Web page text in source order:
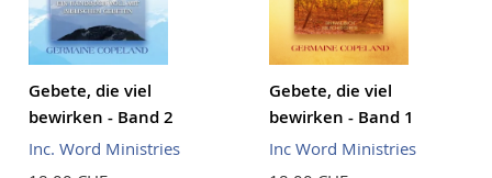
Gebete, die viel
bewirken - Band 2
Inc. Word Ministries
Gebete, die viel
bewirken - Band 1
Inc Word Ministries